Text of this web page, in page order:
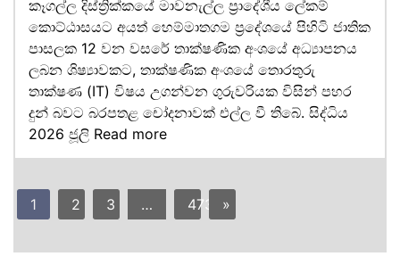
කෑගල්ල දිස්ත්‍රික්කයේ මාවනැල්ල ප්‍රාදේශීය ලේකම්
කොට්ඨාසයට අයත් හෙම්මාතගම ප්‍රදේශයේ පිහිටි ජාතික
පාසලක 12 වන වසරේ තාක්ෂණික අංශයේ අධ්‍යාපනය
ලබන ශිෂ්‍යාවකට, තාක්ෂණික අංශයේ තොරතුරු
තාක්ෂණ (IT) විෂය උගන්වන ගුරුවරියක විසින් පහර
දුන් බවට බරපතළ චෝදනාවක් එල්ල වී තිබේ. සිද්ධිය
2026 ජූලි Read more
1 2 3 … 473 »